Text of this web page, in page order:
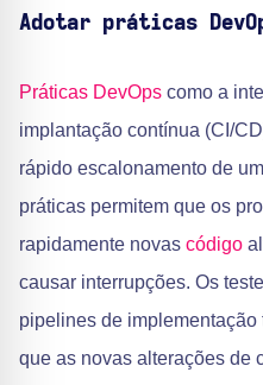
Adotar práticas
Práticas DevOps como a
implantação contínua (CI/
rápido escalonamento de
práticas permitem que os
rapidamente novas código
causar interrupções. Os
pipelines de
que as novas alterações de